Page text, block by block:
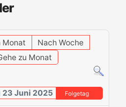
Monat
Nach Woche
zu Monat
23 Juni 2025 Folgetag